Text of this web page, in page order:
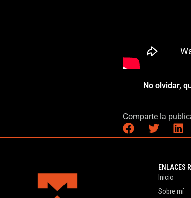
No olvidar,
Comparte la
ENLACES
Inicio
Sobre mí